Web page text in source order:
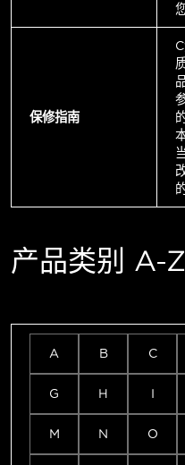
保修指南
产品类别 A-Z
A B C
G H I
M N O